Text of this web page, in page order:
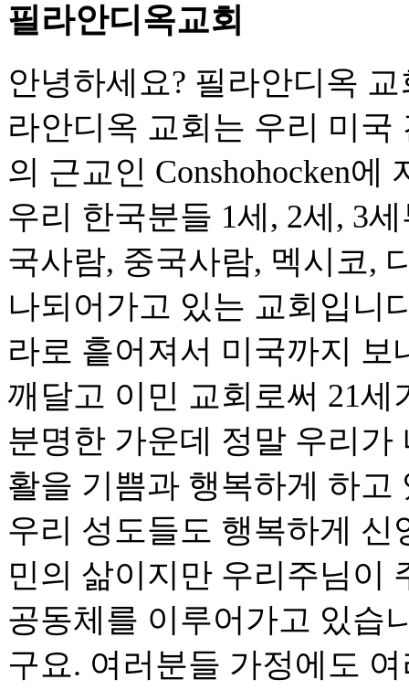
필라안디옥교회
안녕하세요? 필라안디옥
라안디옥 교회는 우리 미
의 근교인 Conshohocken
우리 한국분들 1세, 2세, 3
국사람, 중국사람, 멕시코,
나되어가고 있는 교회입니
라로 흩어져서 미국까지
깨달고 이민 교회로써 21
분명한 가운데 정말 우리
활을 기쁨과 행복하게 하
우리 성도들도 행복하게
민의 삶이지만 우리주님이
공동체를 이루어가고 있습
구요. 여러분들 가정에도